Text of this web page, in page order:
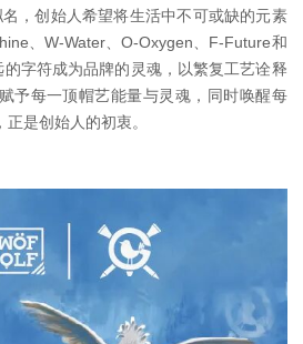
，创始人希望将生活中不可或缺的元素
、W-Water、O-Oxygen、F-Future和
字符成为品牌的灵魂，以繁复工艺诠释
予每一顶帽艺能量与灵魂，同时唤醒每
是创始人的初衷。